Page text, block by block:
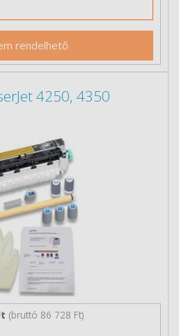
rendelhető
4250, 4350
(bruttó 86 728 Ft)